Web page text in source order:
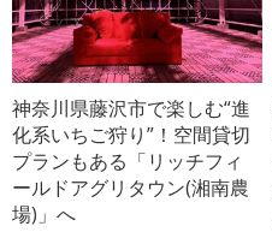
神奈川県藤沢市で楽しむ“進
化系いちご狩り”！空間貸切
プランもある「リッチフィ
ールドアグリタウン(湘南農
場)」へ